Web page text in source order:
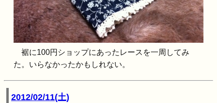
裾に100円ショップにあったレースを一周してみ
た。いらなかったかもしれない。
2012/02/11(土)